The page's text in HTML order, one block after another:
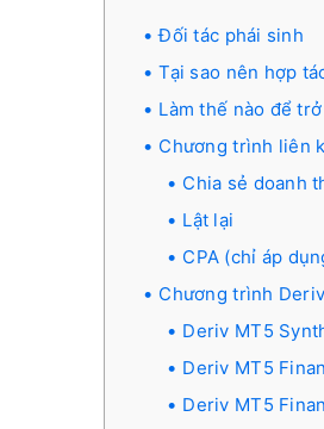
Đối tác phái sinh
Tại sao nên hợp
Làm thế nào để
Chương trình liên
Chia sẻ doanh
Lật lại
CPA (chỉ áp
Chương trình
Deriv MT5
Deriv MT5
Deriv MT5